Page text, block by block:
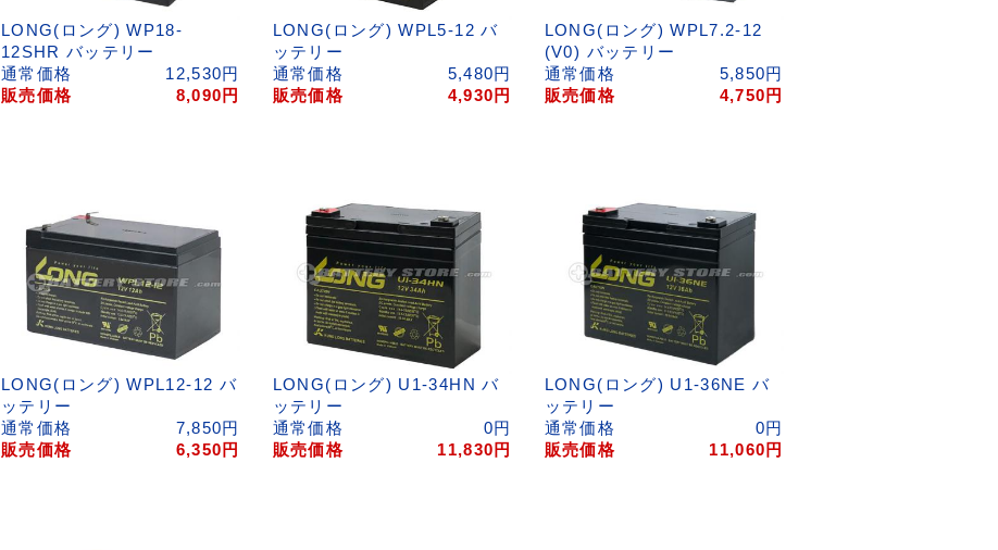
LONG(ロング) WP18-
12SHR バッテリー
通常価格
12,530円
販売価格
8,090 円
LONG(ロング) WPL5-12 バ
ッテリー
通常価格
5,480円
販売価格
4,930 円
LONG(ロング) WPL7.2-12
(V0) バッテリー
通常価格
5,850円
販売価格
4,750 円
LONG(ロング) WPL12-12 バ
ッテリー
通常価格
7,850円
販売価格
6,350 円
LONG(ロング) U1-34HN バ
ッテリー
通常価格
0円
販売価格
11,830 円
LONG(ロング) U1-36NE バ
ッテリー
通常価格
0円
販売価格
11,060 円